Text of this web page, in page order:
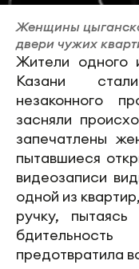
Женщины
двери чужих
Жители одного
Казани
незаконного
засняли
запечатлены
пытавшиеся
видеозаписи
одной из
ручку,
предотвратила